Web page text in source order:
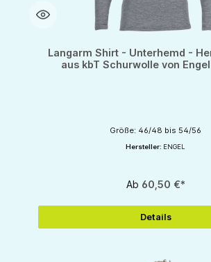
Langarm Shirt - Unterhemd -
aus kbT Schurwolle von
Größe: 46/48 bis 54/56
Hersteller: ENGEL
Ab 60,50 €*
Details